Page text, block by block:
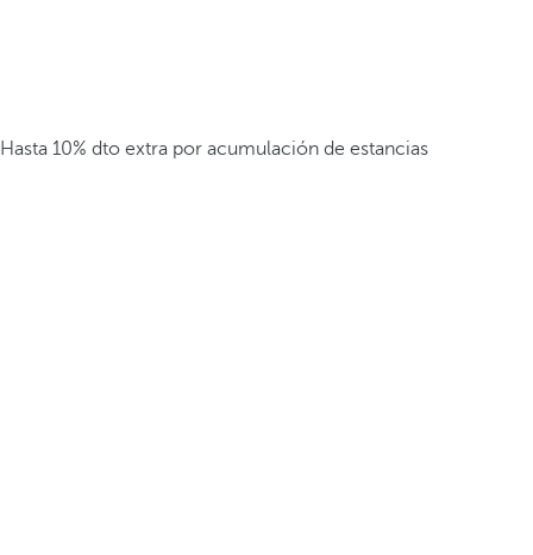
Hasta 10% dto extra por acumulación de estancias